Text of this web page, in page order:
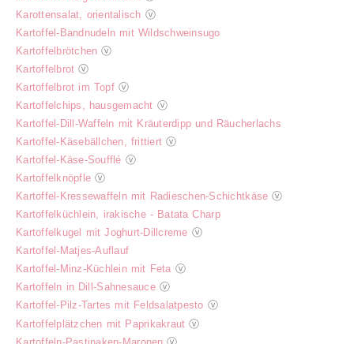
Karottensalat, orientalisch ⓥ
Kartoffel-Bandnudeln mit Wildschweinsugo
Kartoffelbrötchen ⓥ
Kartoffelbrot ⓥ
Kartoffelbrot im Topf ⓥ
Kartoffelchips, hausgemacht ⓥ
Kartoffel-Dill-Waffeln mit Kräuterdipp und Räucherlachs
Kartoffel-Käsebällchen, frittiert ⓥ
Kartoffel-Käse-Soufflé ⓥ
Kartoffelknöpfle ⓥ
Kartoffel-Kressewaffeln mit Radieschen-Schichtkäse ⓥ
Kartoffelküchlein, irakische - Batata Charp
Kartoffelkugel mit Joghurt-Dillcreme ⓥ
Kartoffel-Matjes-Auflauf
Kartoffel-Minz-Küchlein mit Feta ⓥ
Kartoffeln in Dill-Sahnesauce ⓥ
Kartoffel-Pilz-Tartes mit Feldsalatpesto ⓥ
Kartoffelplätzchen mit Paprikakraut ⓥ